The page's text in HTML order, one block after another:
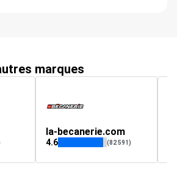
marques
la-becanerie.com
4.6 (82 591)